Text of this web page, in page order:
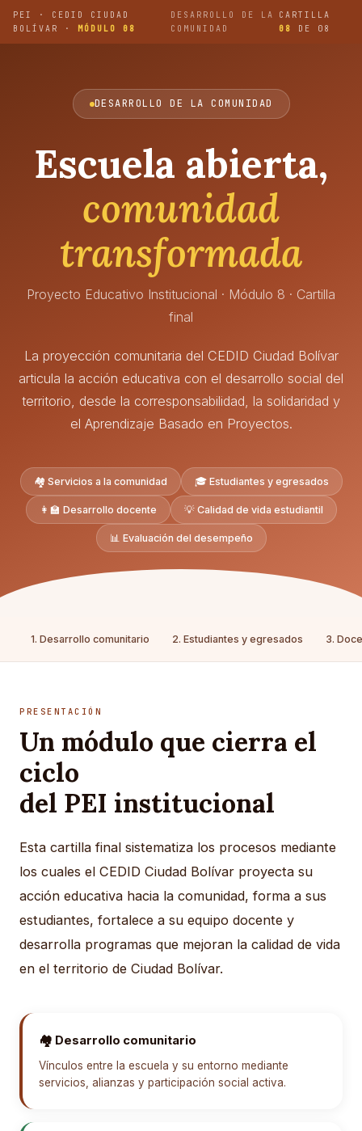
PEI · CEDID CIUDAD
BOLÍVAR · MÓDULO 08
DESARROLLO DE LA
COMUNIDAD
CARTILLA
08
DE 08
DESARROLLO DE LA COMUNIDAD
Escuela abierta,
comunidad
transformada
Proyecto Educativo Institucional · Módulo 8 · Cartilla
final
La proyección comunitaria del CEDID Ciudad Bolívar
articula la acción educativa con el desarrollo social del
territorio, desde la corresponsabilidad, la solidaridad y
el Aprendizaje Basado en Proyectos.
🏘️ Servicios a la comunidad 🎓 Estudiantes y egresados
👩‍🏫 Desarrollo docente 💡 Calidad de vida estudiantil
📊 Evaluación del desempeño
1. Desarrollo comunitario 2. Estudiantes y egresados 3.
PRESENTACIÓN
Un módulo que cierra el
ciclo
del PEI institucional
Esta cartilla final sistematiza los procesos mediante
los cuales el CEDID Ciudad Bolívar proyecta su
acción educativa hacia la comunidad, forma a sus
estudiantes, fortalece a su equipo docente y
desarrolla programas que mejoran la calidad de vida
en el territorio de Ciudad Bolívar.
🏘️ Desarrollo comunitario
Vínculos entre la escuela y su entorno mediante
servicios, alianzas y participación social activa.